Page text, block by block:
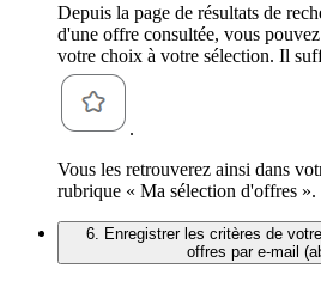
Depuis la page de résultats de
d'une offre consultée, vous
votre choix à votre sélection. Il
.
Vous les retrouverez ainsi dans
rubrique « Ma sélection d'offres ».
6. Enregistrer les critères de
offres par e-mail